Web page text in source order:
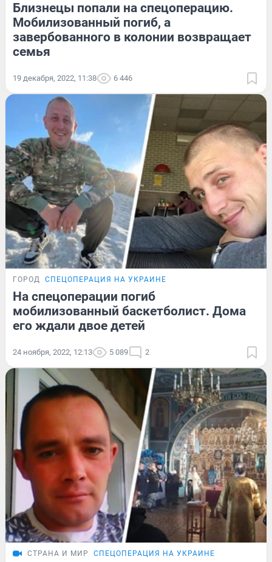
Близнецы попали на спецоперацию.
Мобилизованный погиб, а
завербованного в колонии возвращает
семья
19 декабря, 2022, 11:38 6 446
ГОРОД СПЕЦОПЕРАЦИЯ НА УКРАИНЕ
На спецоперации погиб
мобилизованный баскетболист. Дома
его ждали двое детей
24 ноября, 2022, 12:13 5 089 2
СТРАНА И МИР СПЕЦОПЕРАЦИЯ НА УКРАИНЕ